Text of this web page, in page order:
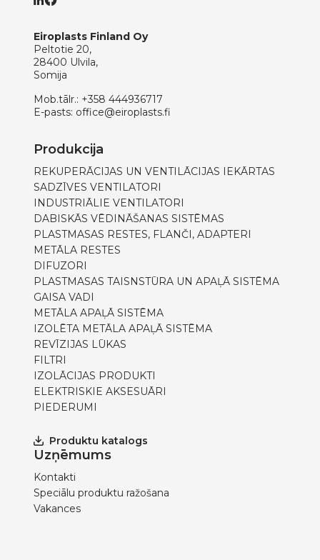
Eiroplasts Finland Oy
Peltotie 20,
28400 Ulvila,
Somija
Mob.tālr.: +358 444936717
E-pasts: office@eiroplasts.fi
Produkcija
REKUPERĀCIJAS UN VENTILĀCIJAS IEKĀRTAS
SADZĪVES VENTILATORI
INDUSTRIĀLIE VENTILATORI
DABISKĀS VĒDINĀŠANAS SISTĒMAS
PLASTMASAS RESTES, FLANČI, ADAPTERI
METĀLA RESTES
DIFUZORI
PLASTMASAS TAISNSTŪRA UN APAĻĀ SISTĒMA
GAISA VADI
METĀLA APAĻĀ SISTĒMA
IZOLĒTA METĀLA APAĻĀ SISTĒMA
REVĪZIJAS LŪKAS
FILTRI
IZOLĀCIJAS PRODUKTI
ELEKTRISKIE AKSESUĀRI
PIEDERUMI
Produktu katalogs
Uzņēmums
Kontakti
Speciālu produktu ražošana
Vakances